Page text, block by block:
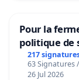
Pour la
politique de
217
63 Signatures
26 Jul 2026